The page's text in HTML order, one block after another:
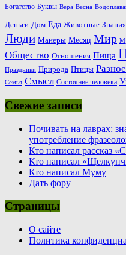
Богатство Буквы Вера Весна
Деньги Дом Еда Животные Знания
Люди Манеры Месяц Мир
Общество Отношения Пища
Праздники Природа Птицы Разное
Семья Смысл Состояние человека
Свежие записи
Почивать на лаврах:
употребление
Кто написал рассказ
Кто написал
Кто написал Муму
Дать фору
Страницы
О сайте
Политика